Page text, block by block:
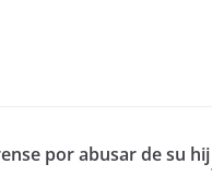
por abusar de su hij